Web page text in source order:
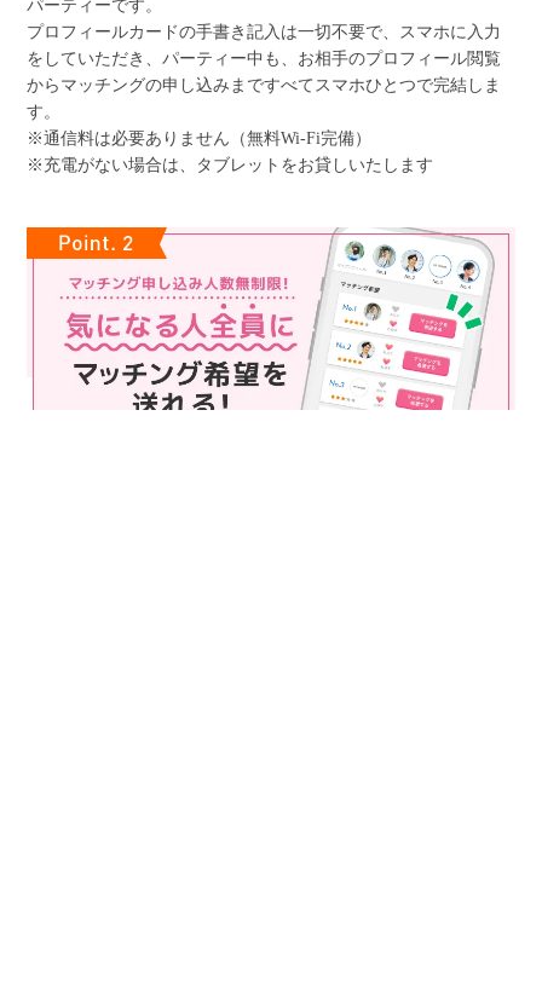
パーティーです。
プロフィールカードの手書き記入は一切不要で、スマホに入力
をしていただき、パーティー中も、お相手のプロフィール閲覧
からマッチングの申し込みまですべてスマホひとつで完結しま
す。
※通信料は必要ありません（無料Wi-Fi完備）
※充電がない場合は、タブレットをお貸しいたします